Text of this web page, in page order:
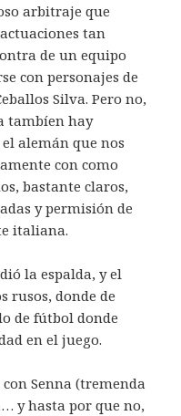
arbitraje que
tan
de un equipo
con personajes de
Silva. Pero no,
tambíen hay
alemán que nos
con como
bastante claros,
y permisión de
italiana.
la espalda, y el
rusos, donde de
de fútbol donde
en el juego.
Senna (tremenda
y hasta por que no,